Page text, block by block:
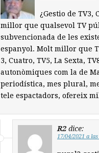
¿Gestio de TV3,
millor que qualsevol TV
subvencionada de les
espanyol. Molt millor que
3, Cuatro, TV5, La Sexta,
autonòmiques com la de
periodística, mes plural,
tele espactadors, ofereix
R2 dice:
17/04/2021 a